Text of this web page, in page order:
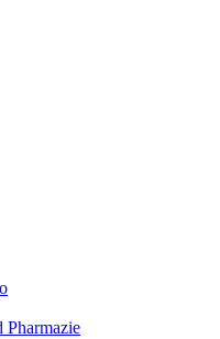
Pharmazie